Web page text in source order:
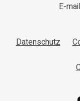
E-
Datenschutz